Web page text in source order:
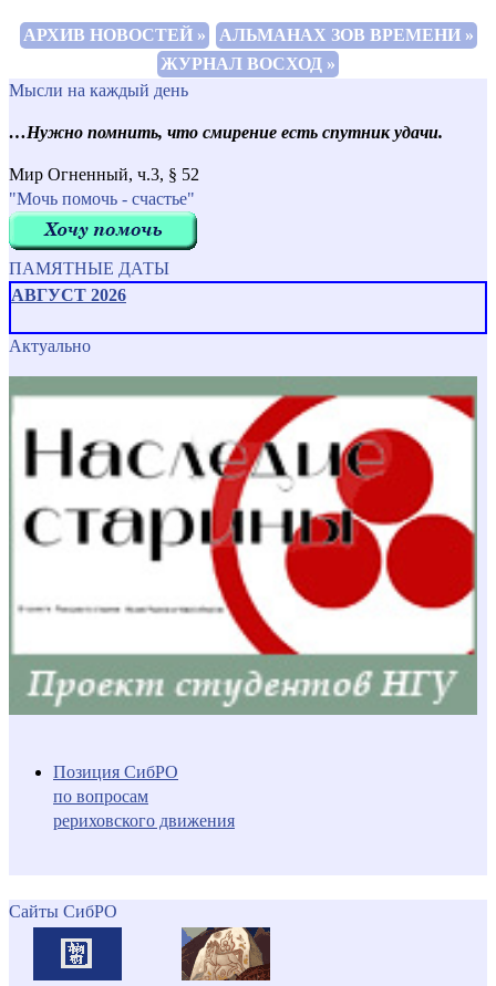
АРХИВ НОВОСТЕЙ »
АЛЬМАНАХ ЗОВ ВРЕМЕНИ »
ЖУРНАЛ ВОСХОД »
Мысли на каждый день
…Нужно помнить, что смирение есть спутник удачи.
Мир Огненный, ч.3, § 52
"Мочь помочь - счастье"
ПАМЯТНЫЕ ДАТЫ
АВГУСТ 2026
Актуально
Позиция СибРО
по вопросам
рериховского движения
Сайты СибРО